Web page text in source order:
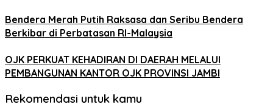
Bendera Merah Putih Raksasa dan Seribu Bendera
Berkibar di Perbatasan RI-Malaysia
OJK PERKUAT KEHADIRAN DI DAERAH MELALUI
PEMBANGUNAN KANTOR OJK PROVINSI JAMBI
Rekomendasi untuk kamu